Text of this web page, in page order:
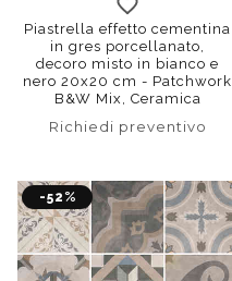
Piastrella effetto cementina
in gres porcellanato,
decoro misto in bianco e
nero 20x20 cm - Patchwork
B&W Mix, Ceramica
Richiedi preventivo
-52%